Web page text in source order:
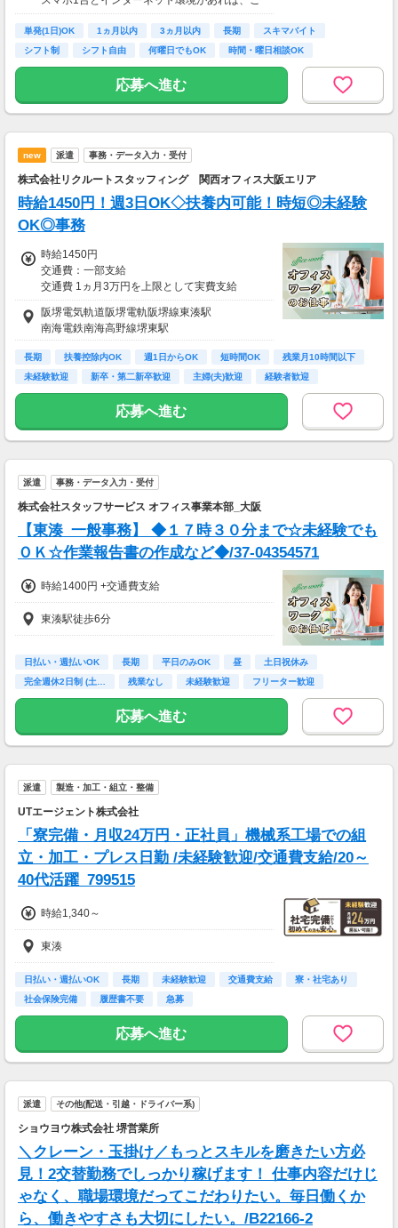
月収8万円～15万円
月収15万円～25万円
■主婦Cさん（月100時間程度）
月収20万円以上
現在活躍中のライバーの多くは会社員や主婦の
方。
本業や家庭と両立しながら副業として活動され
ています。
自宅からスタートできます。
通勤時間ゼロだから、本業やプライベートとの
両立もラクラク♪
単発(1日)OK 1ヵ月以内 3ヵ月以内 長期
スキマバイト
シフト制
シフト自由 何曜日でもOK 時間・曜日相談OK
応募へ進む
new 派遣 事務・データ入力・受付
株式会社リクルートスタッフィング 関西オフィス大阪エリア
時給1450円！週3日OK◇扶養内可能！時短◎未経験
OK◎事務
時給1450円
交通費：一部支給
交通費 1ヵ月3万円を上限として実費支給
月収例 20万3000円 時給1450円×実働7h×週5日
×4週
※月収例を保証するものではありません。
ha_rs_001
阪堺電気軌道阪堺電軌阪堺線東湊駅
南海電鉄南海高野線堺東駅
長期 扶養控除内OK 週1日からOK 短時間OK
残業月10時間以下
未経験歓迎
新卒・第二新卒歓迎 主婦(夫)歓迎 経験者歓迎
応募へ進む
派遣 事務・データ入力・受付
株式会社スタッフサービス オフィス事業本部_大阪
【東湊_一般事務】 ◆１７時３０分まで☆未経験でも
ＯＫ☆作業報告書の作成など◆/37-04354571
時給1400円 +交通費支給
東湊駅徒歩6分
日払い・週払いOK 長期 平日のみOK 昼
土日祝休み
完全週休2日制 (土…
残業なし 未経験歓迎 フリーター歓迎
応募へ進む
派遣 製造・加工・組立・整備
UTエージェント株式会社
「寮完備・月収24万円・正社員」機械系工場での組
立・加工・プレス日勤 /未経験歓迎/交通費支給/20～
40代活躍_799515
時給1,340～
東湊
日払い・週払いOK 長期 未経験歓迎 交通費支給
寮・社宅あり
社会保険完備
履歴書不要 急募
応募へ進む
派遣 その他(配送・引越・ドライバー系)
ショウヨウ株式会社 堺営業所
＼クレーン・玉掛け／もっとスキルを磨きたい方必
見！2交替勤務でしっかり稼げます！ 仕事内容だけじ
ゃなく、職場環境だってこだわりたい。毎日働くか
ら、働きやすさも大切にしたい。/B22166-2